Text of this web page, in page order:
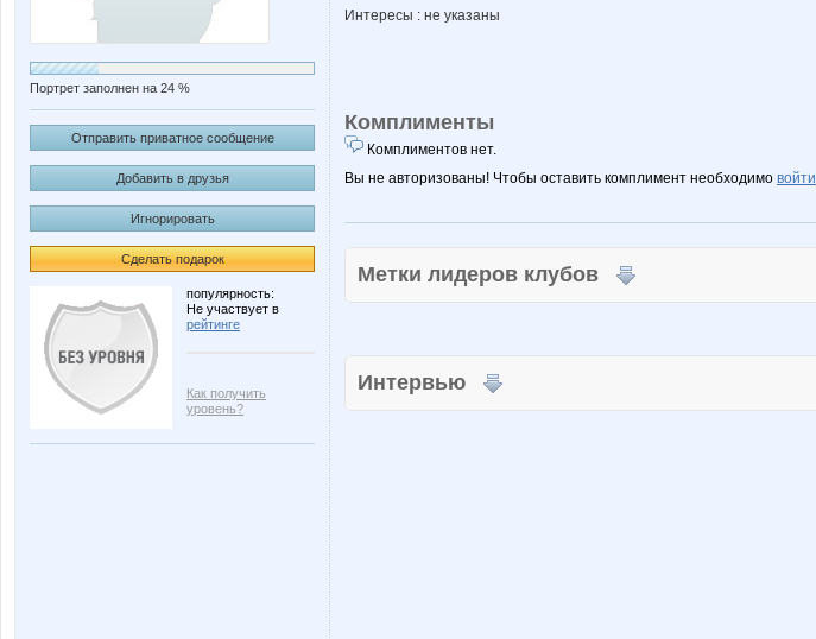
Портрет заполнен на 24 %
Отправить приватное сообщение
Добавить в друзья
Игнорировать
Сделать подарок
популярность:
Не участвует в
рейтинге
Как получить
уровень?
Интересы : не указаны
Комплименты
Комплиментов нет.
Вы не авторизованы! Чтобы оставить комплимент необходимо войти
Метки лидеров клубов
Интервью